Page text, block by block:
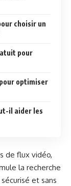
choisir un
pour
optimiser
il aider les
de flux vidéo,
la recherche
et sans